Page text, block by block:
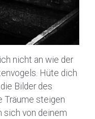
nicht an wie der
Hüte dich
Bilder des
Träume steigen
sich von deinem